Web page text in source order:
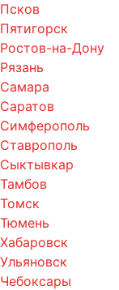
Псков
Пятигорск
Ростов-на-Дону
Рязань
Самара
Саратов
Симферополь
Ставрополь
Сыктывкар
Тамбов
Томск
Тюмень
Хабаровск
Ульяновск
Чебоксары